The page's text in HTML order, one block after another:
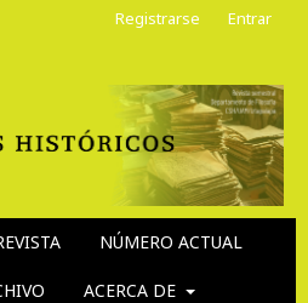
NÚMERO ACTUAL
ACERCA DE
Registrarse Entrar